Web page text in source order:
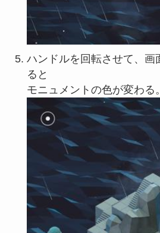
ハンドルを回転させて、画
ると
モニュメントの色が変わる。